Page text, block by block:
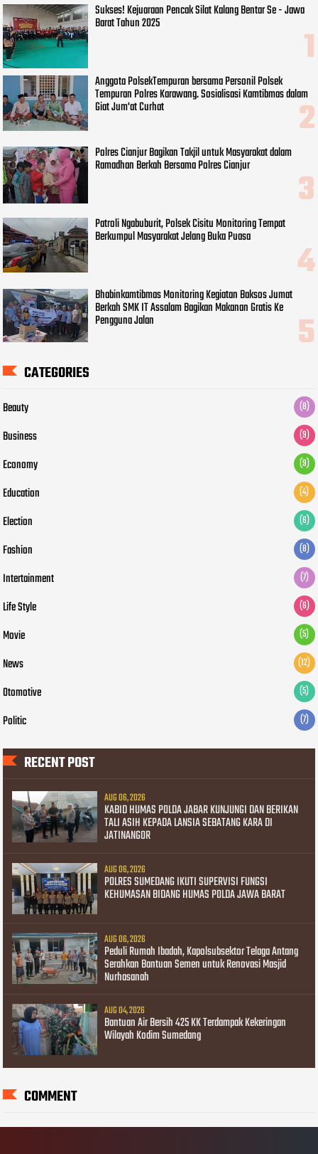
Sukses! Kejuaraan Pencak Silat Kalang Bentar Se - Jawa
Barat Tahun 2025
Anggota PolsekTempuran bersama Personil Polsek
Tempuran Polres Karawang. Sosialisasi Kamtibmas dalam
Giat Jum'at Curhat
Polres Cianjur Bagikan Takjil untuk Masyarakat dalam
Ramadhan Berkah Bersama Polres Cianjur
Patroli Ngabuburit, Polsek Cisitu Monitoring Tempat
Berkumpul Masyarakat Jelang Buka Puasa
Bhabinkamtibmas Monitoring Kegiatan Baksos Jumat
Berkah SMK IT Assalam Bagikan Makanan Gratis Ke
Pengguna Jalan
CATEGORIES
Beauty (8)
Business (9)
Economy (9)
Education (4)
Election (6)
Fashion (8)
Intertainment (7)
Life Style (6)
Movie (5)
News (12)
Otomotive (5)
Politic (7)
RECENT POST
AUG 06, 2026
KABID HUMAS POLDA JABAR KUNJUNGI DAN BERIKAN
TALI ASIH KEPADA LANSIA SEBATANG KARA DI
JATINANGOR
AUG 06, 2026
POLRES SUMEDANG IKUTI SUPERVISI FUNGSI
KEHUMASAN BIDANG HUMAS POLDA JAWA BARAT
AUG 06, 2026
Peduli Rumah Ibadah, Kapolsubsektor Telaga Antang
Serahkan Bantuan Semen untuk Renovasi Masjid
Nurhasanah
AUG 04, 2026
Bantuan Air Bersih 425 KK Terdampak Kekeringan
Wilayah Kodim Sumedang
COMMENT